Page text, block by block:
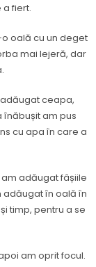
fiert.
oală cu un deget
mai lejeră, dar
ceapa,
înăbușit am pus
cu apa în care a
adăugat fâșiile
adăugat în oală în
timp, pentru a se
am oprit focul.